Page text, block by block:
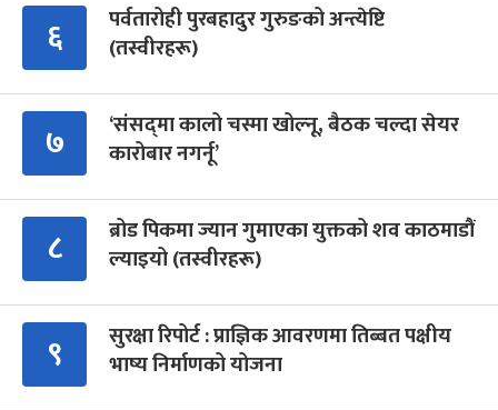
६
पर्वतारोही पुरबहादुर गुरुङको अन्त्येष्टि
(तस्वीरहरू)
७
‘संसद्‍मा कालो चस्मा खोल्नू, बैठक चल्दा सेयर
कारोबार नगर्नू’
८
ब्रोड पिकमा ज्यान गुमाएका युक्तको शव काठमाडौं
ल्याइयो (तस्वीरहरू)
९
सुरक्षा रिपोर्ट : प्राज्ञिक आवरणमा तिब्बत पक्षीय
भाष्य निर्माणको योजना